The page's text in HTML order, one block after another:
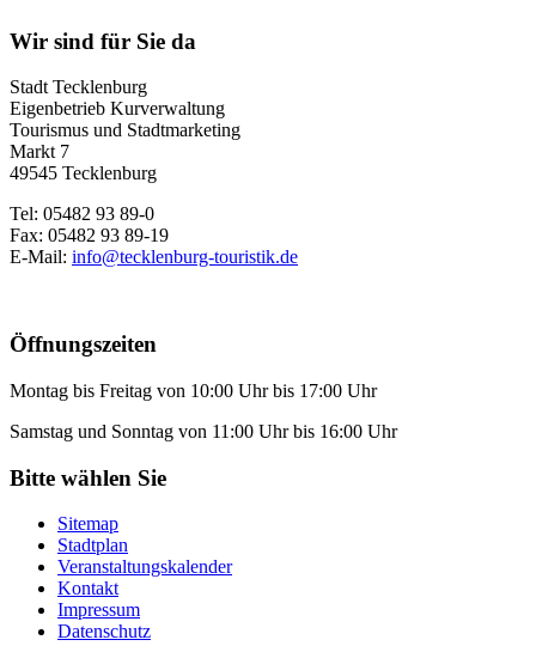
Wir sind für Sie da
Stadt Tecklenburg
Eigenbetrieb Kurverwaltung
Tourismus und Stadtmarketing
Markt 7
49545 Tecklenburg
Tel: 05482 93 89-0
Fax: 05482 93 89-19
E-Mail: info@tecklenburg-touristik.de
Öffnungszeiten
Montag bis Freitag von 10:00 Uhr bis 17:00 Uhr
Samstag und Sonntag von 11:00 Uhr bis 16:00 Uhr
Bitte wählen Sie
Sitemap
Stadtplan
Veranstaltungskalender
Kontakt
Impressum
Datenschutz